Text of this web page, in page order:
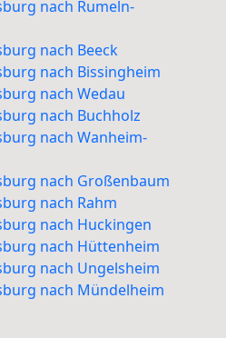
nach Rumeln-
nach Beeck
nach Bissingheim
nach Wedau
nach Buchholz
nach Wanheim-
nach Großenbaum
nach Rahm
nach Huckingen
nach Hüttenheim
nach Ungelsheim
nach Mündelheim